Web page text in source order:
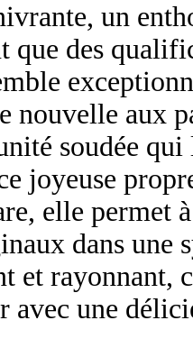
un
que des
nouvelle aux
soudée
joyeuse
elle permet
dans une
et rayonnant,
avec une